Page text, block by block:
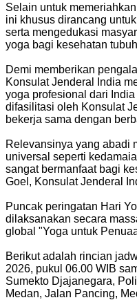
Selain untuk
ini khusus dirancang
serta mengedukasi
yoga bagi kesehatan
Demi memberikan
Konsulat Jenderal India
yoga profesional dari
difasilitasi oleh Konsulat
bekerja sama dengan
Relevansinya yang abadi
universal seperti
sangat bermanfaat bagi
Goel, Konsulat Jenderal
Puncak peringatan Hari
dilaksanakan secara
global "Yoga untuk
Berikut adalah rincian
2026, pukul 06.00 WIB
Sumekto Djajanegara,
Medan, Jalan Pancing,